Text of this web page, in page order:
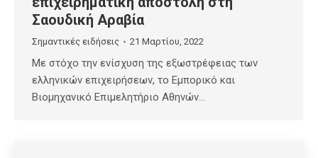
Σαουδική Αραβία
Σημαντικές ειδήσεις 21 Μαρτίου, 2022
Με στόχο την ενίσχυση της εξωστρέφειας των
ελληνικών επιχειρήσεων, το Εμπορικό και
Βιομηχανικό Επιμελητήριο Αθηνών…